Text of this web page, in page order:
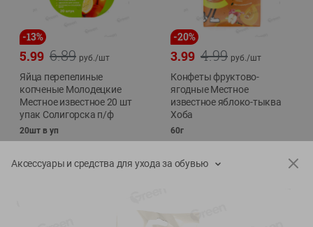
-13%
6.89
5.99 руб./шт
Яйца перепелиные
копченые Молодецкие
Местное известное 20 шт
упак Солигорска п/ф
20шт в уп
-20%
4.99
3.99 руб./шт
Конфеты фруктово-
ягодные Местное
известное яблоко-тыква
Хоба
60г
Аксессуары и средства для ухода за обувью